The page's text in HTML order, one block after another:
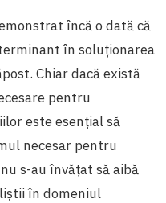
încă o dată că
în soluționarea
Chiar dacă există
pentru
este esențial să
necesar pentru
s-au învățat să aibă
în domeniul